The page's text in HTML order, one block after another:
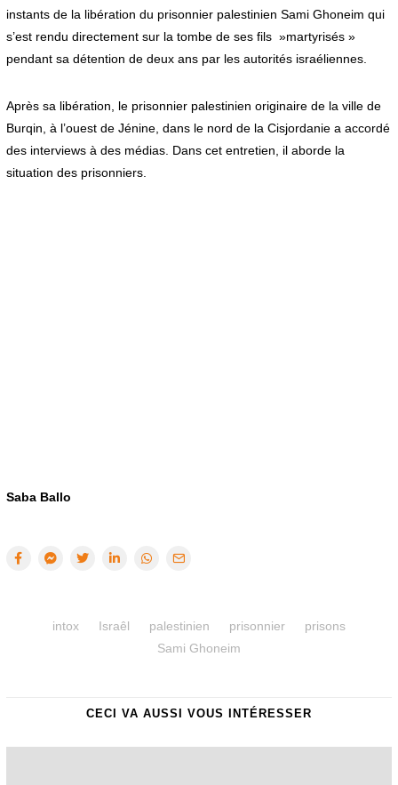
instants de la libération du prisonnier palestinien Sami Ghoneim qui
s’est rendu directement sur la tombe de ses fils »martyrisés »
pendant sa détention de deux ans par les autorités israéliennes.
Après sa libération, le prisonnier palestinien originaire de la ville de
Burqin, à l’ouest de Jénine, dans le nord de la Cisjordanie a accordé
des interviews à des médias. Dans cet entretien, il aborde la
situation des prisonniers.
Saba Ballo
intox Israêl palestinien prisonnier
prisons
Sami Ghoneim
CECI VA AUSSI VOUS INTÉRESSER